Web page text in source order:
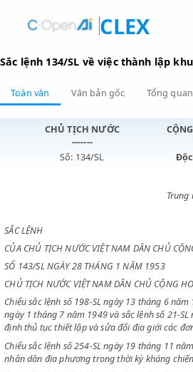
CLEX
Sắc lệnh 134/SL về việc thành lập
Toàn văn
CHỦ TỊCH NƯỚC
-------
SẮC LỆNH
CỦA CHỦ TỊCH NƯỚC VIỆT NAM DÂN CHỦ
SỐ 143/SL NGÀY 28 THÁNG 1 NĂM 1953
CHỦ TỊCH NƯỚC VIỆT NAM DÂN CHỦ
Chiểu sắc lệnh số 198-SL ngày 13 tháng
ngày 1 tháng 7 năm 1949 và sắc lệnh số
định thủ tục thiết lập và sửa đổi địa giới